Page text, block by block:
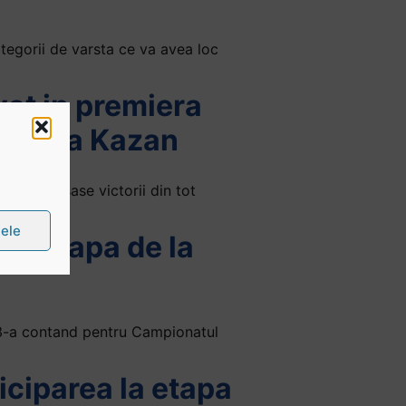
de varsta ce va avea loc
in premiera
de la Kazan
cu sase victorii din tot
etapa de la
a contand pentru Campionatul
la etapa